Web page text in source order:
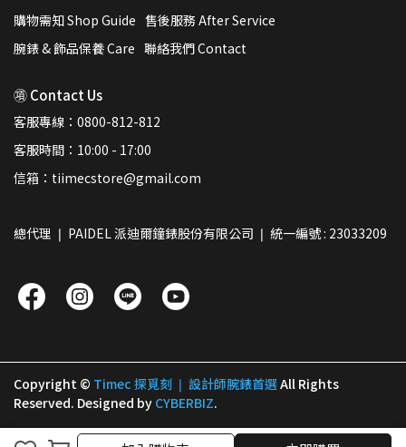
購物需知 Shop Guide 售後服務 After Service
腕錶 & 飾品保養 Care 聯絡我們 Contact
㊠ Contact Us
客服專線：0800-812-812
客服時間：10:00 - 17:00
信箱：tiimecstore@gmail.com
總代理 ❘ PAIDEL 派迪爾鐘錶股份有限公司 ❘ 統一編號 : 23033209
Copyright © Timec 探覓刻 ❘ 設計師腕錶首選All Rights
Reserved. Designed by CYBERBIZ.